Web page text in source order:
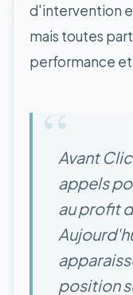
d'intervention
mais toutes
performance
“Avant
appels
au profit
position